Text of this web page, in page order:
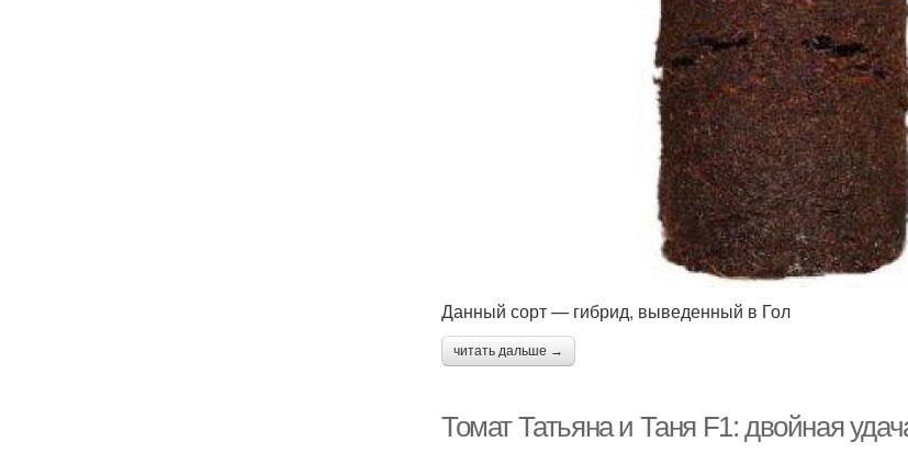
Данный сорт — гибрид, выведенный в Гол
читать дальше →
Томат Татьяна и Таня F1: двойная